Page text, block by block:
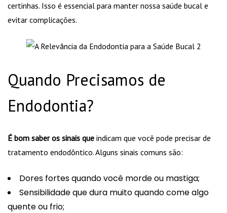
certinhas. Isso é essencial para manter nossa saúde bucal e
evitar complicações.
Quando Precisamos de
Endodontia?
É bom saber os sinais que indicam que você pode precisar de
tratamento endodôntico. Alguns sinais comuns são:
Dores fortes quando você morde ou mastiga;
Sensibilidade que dura muito quando come algo
quente ou frio;